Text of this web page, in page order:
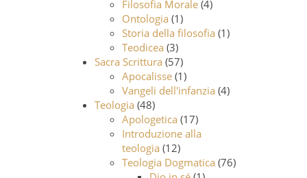
Filosofia Morale(4)
Ontologia (1)
Storia della filosofia (1)
Teodicea (3)
Sacra Scrittura (57)
Apocalisse(1)
Vangeli dell'infanzia (4)
Teologia (48)
Apologetica (17)
Introduzione alla
teologia (12)
Teologia Dogmatica (76)